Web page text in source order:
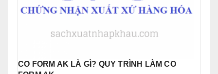
CO FORM AK LÀ GÌ? QUY TRÌNH LÀM CO